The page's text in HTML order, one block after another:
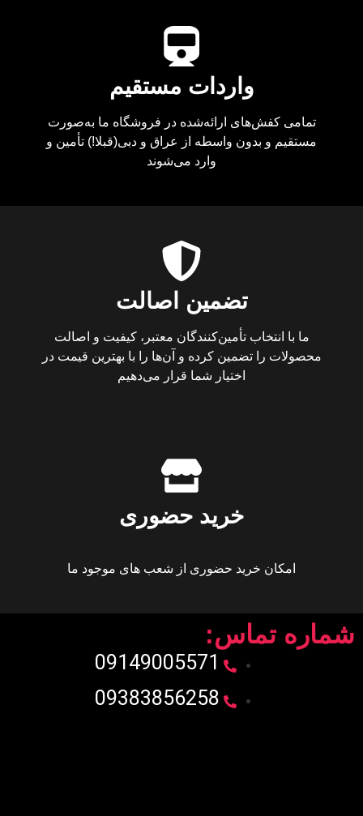
واردات مستقیم
تمامی کفش‌های ارائه‌شده در فروشگاه ما به‌صورت
مستقیم و بدون واسطه از عراق و دبی(قبلا!) تأمین و
وارد می‌شوند
تضمین اصالت
ما با انتخاب تأمین‌کنندگان معتبر، کیفیت و اصالت
محصولات را تضمین کرده و آن‌ها را با بهترین قیمت در
اختیار شما قرار می‌دهیم
خرید حضوری
امکان خرید حضوری از شعب های موجود ما
شماره تماس:
09149005571
09383856258